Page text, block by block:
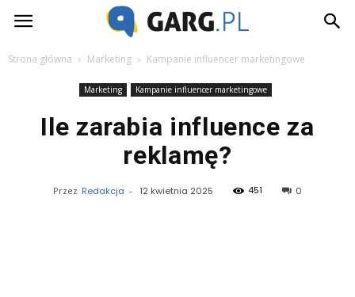
Garg.pl
Strona główna Marketing Kampanie influencer marketingowe
Marketing Kampanie influencer marketingowe
Ile zarabia influence za
reklamę?
Przez Redakcja - 12 kwietnia 2025 451 0